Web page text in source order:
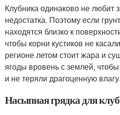
Клубника одинаково не любит
недостатка. Поэтому если
находятся близко к
чтобы корни кустиков не
регионе летом стоит жара и
ягоды вровень с землей,
и не теряли драгоценную влагу.
Насыпная грядка для